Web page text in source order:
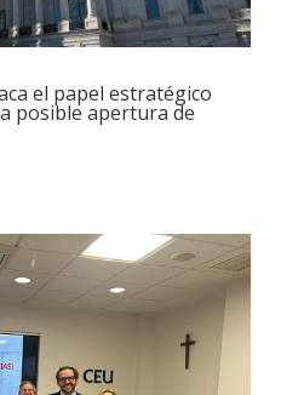
el papel estratégico
posible apertura de